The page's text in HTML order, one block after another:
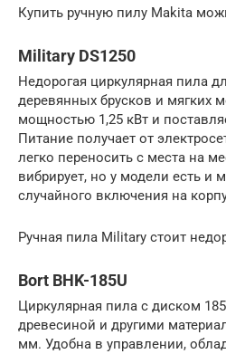
Купить ручную пилу Makita
Military DS1250
Недорогая циркулярная пила
деревянных брусков и мягких
мощностью 1,25 кВт и
Питание получает от
легко переносить с места на
вибрирует, но у модели есть и
случайного включения на
Ручная пила Military стоит
Bort BHK-185U
Циркулярная пила с диском
древесиной и другими
мм. Удобна в управлении,